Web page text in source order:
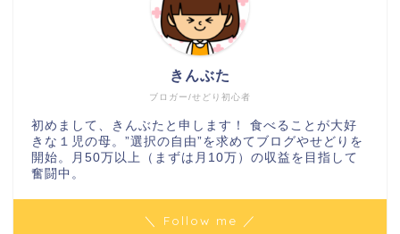
ブロガー/せどり初心者
きんぶた
初めまして、きんぶたと申します！ 食べることが大好
きな１児の母。”選択の自由”を求めてブログやせどりを
開始。月50万以上（まずは月10万）の収益を目指して
奮闘中。
＼ Follow me ／